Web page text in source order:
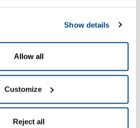
Show details
Allow all
Customize
Reject all